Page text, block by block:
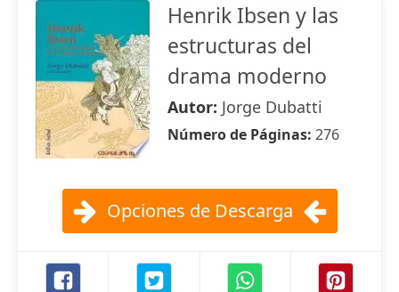
Henrik Ibsen y las
estructuras del
drama moderno
Autor: Jorge Dubatti
Número de Páginas: 276
Opciones de Descarga